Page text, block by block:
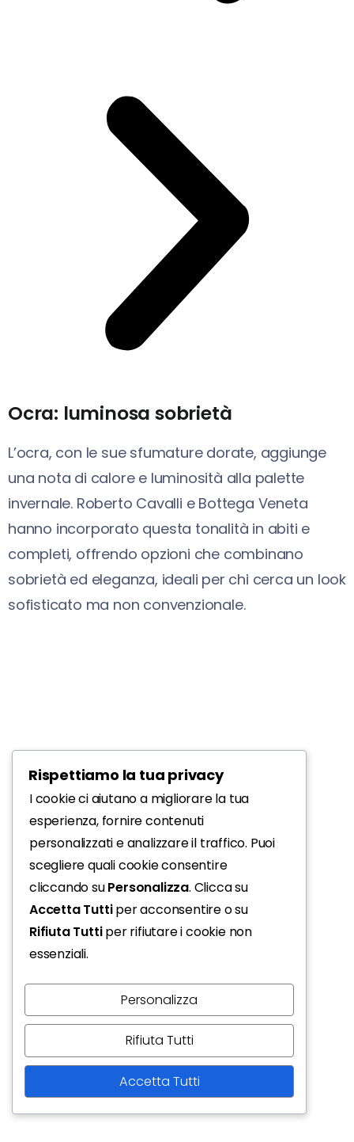
Ocra: luminosa sobrietà
L’ocra, con le sue sfumature dorate, aggiunge
una nota di calore e luminosità alla palette
invernale. Roberto Cavalli e Bottega Veneta
hanno incorporato questa tonalità in abiti e
completi, offrendo opzioni che combinano
sobrietà ed eleganza, ideali per chi cerca un look
sofisticato ma non convenzionale.
Rispettiamo la tua privacy
I cookie ci aiutano a migliorare la tua
esperienza, fornire contenuti
personalizzati e analizzare il traffico. Puoi
scegliere quali cookie consentire
cliccando suPersonalizza. Clicca su
Accetta Tuttiper acconsentire o su
Rifiuta Tuttiper rifiutare i cookie non
essenziali.
Personalizza
Rifiuta Tutti
Accetta Tutti